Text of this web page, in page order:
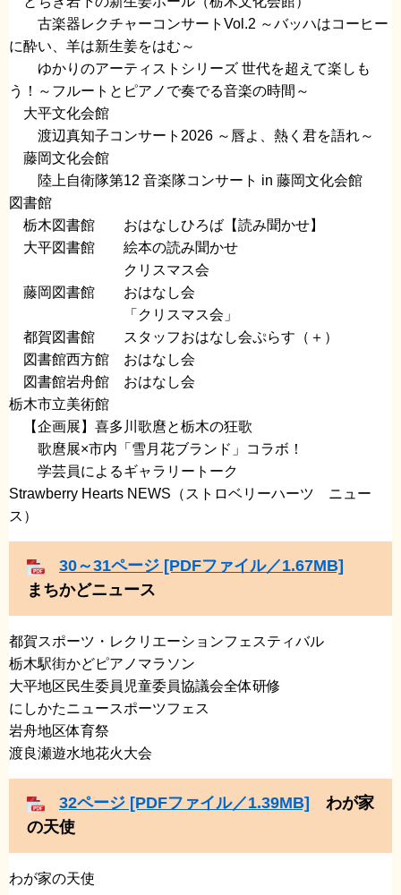
古楽器レクチャーコンサートVol.2 ～バッハはコーヒー
に酔い、羊は新生姜をはむ～
ゆかりのアーティストシリーズ 世代を超えて楽しも
う！～フルートとピアノで奏でる音楽の時間～
​ 大平文化会館
​ 渡辺真知子コンサート2026 ～唇よ、熱く君を語れ～
藤岡文化会館
​ 陸上自衛隊第12 音楽隊コンサート in 藤岡文化会館
図書館
栃木図書館 おはなしひろば【読み聞かせ】​
大平図書館 絵本の読み聞かせ
​ クリスマス会
藤岡図書館 おはなし会
​ 「クリスマス会」
都賀図書館 スタッフおはなし会ぷらす（＋）
図書館西方館 おはなし会​
​ 図書館岩舟館 おはなし会
栃木市立美術館
​ 【企画展】喜多川歌麿と栃木の狂歌
​ 歌麿展×市内「雪月花ブランド」コラボ！
​ 学芸員によるギャラリートーク
Strawberry Hearts NEWS（ストロベリーハーツ ニュー
ス）
30～31ページ [PDFファイル／1.67MB]
まちかどニュース
都賀スポーツ・レクリエーションフェスティバル
​栃木駅街かどピアノマラソン
​大平地区民生委員児童委員協議会全体研修
​にしかたニュースポーツフェス
​岩舟地区体育祭
​渡良瀬遊水地花火大会
32ページ [PDFファイル／1.39MB]
わが家
の天使
わが家の天使